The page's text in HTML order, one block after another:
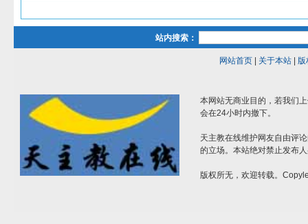
站内搜索：
网站首页| 关于本站| 版
本网站无商业目的，若我们
会在24小时内撤下。
天主教在线维护网友自由评
的立场。本站绝对禁止发布
版权所无，欢迎转载。